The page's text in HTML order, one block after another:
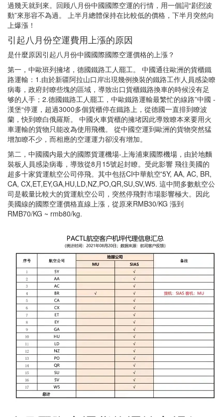
過幾天就到來。回顾八月份中國國際空運的行情，用一個詞“剧烈波
動”來形容不為過。 上半月總體保持在比較低的價格，下半月突然向
上爆漲！
引起八月份空運費用上漲的原因
是什麼原因引起八月份中國國際國際空運價格的上漲？
第一，中歐班列擁堵，德國鐵路工人罷工。 中國通往歐洲的貨櫃鐵
路運輸：1.由於新疆阿拉山口岸出現幾例換裝的鐵路工作人員感染瞭
病毒，政府封瞭些塊的區域，導致出口貨櫃鐵路換車的時候没有足
够的人手；2.德國鐵路工人罷工，中歐鐵路運輸最繁忙的線路”中國 -
漢堡“停運，超過3000多個貨櫃停在鐵路上，從德國一直排到瞭波
蘭，快到瞭白俄羅斯。 中國火車貨櫃的擁堵因此導致瞭本來要用火
車運輸的貨物只能改為使用飛機。 從中國空運到歐洲的貨物突然猛
增加瞭不少，而相應的空運運力卻没有增加。
第二，中國國内最大的國際貨運機場-上海浦東國際機場，由於地麵
裝板人員感染病毒，導致從8月15號起封瞭。受此影響 飛往美國的
超多十家貨運航空公司停飛。其中包括CI中華航空'5Y, AA, AC, BR,
CA, CX,ET,EY,GA,HU,LD,NZ,PO,QR,SU,SV,W5. 這中間多數航空公
司是載量比較大的貨運航空公司，突然停飛對市場影響極大。因此
美國線的國際空運價格直線上漲，從原來RMB30/KG 漲到
RMB70/KG ~ rmb80/kg.